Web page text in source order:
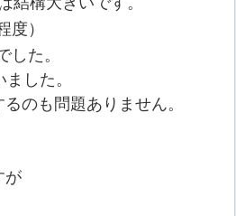
）
た。
した。
のも問題ありません。
が